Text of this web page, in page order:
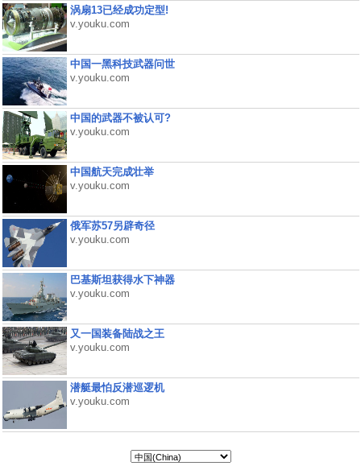
涡扇13已经成功定型!
v.youku.com
中国一黑科技武器问世
v.youku.com
中国的武器不被认可?
v.youku.com
中国航天完成壮举
v.youku.com
俄军苏57另辟奇径
v.youku.com
巴基斯坦获得水下神器
v.youku.com
又一国装备陆战之王
v.youku.com
潜艇最怕反潜巡逻机
v.youku.com